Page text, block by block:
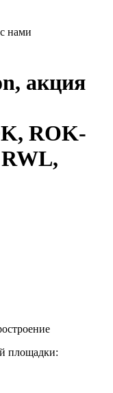
нами
акция
ROK-
площадки: